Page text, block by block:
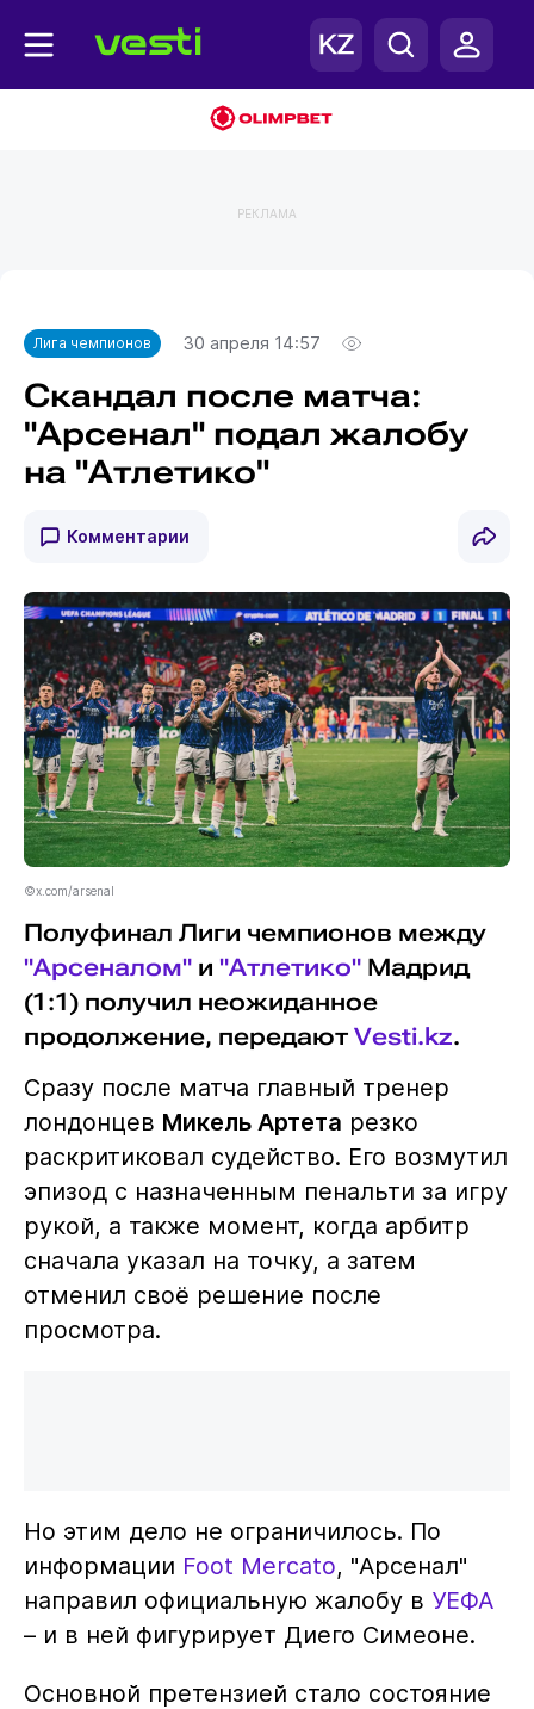
РЕКЛАМА
Лига чемпионов 30 апреля 14:57
Скандал после матча:
"Арсенал" подал жалобу
на "Атлетико"
Комментарии
©x.com/arsenal
Полуфинал Лиги чемпионов между
"Арсеналом"и "Атлетико"Мадрид
(1:1) получил неожиданное
продолжение, передают Vesti.kz.
Сразу после матча главный тренер
лондонцев Микель Артета резко
раскритиковал судейство. Его возмутил
эпизод с назначенным пенальти за игру
рукой, а также момент, когда арбитр
сначала указал на точку, а затем
отменил своё решение после
просмотра.
Но этим дело не ограничилось. По
информации Foot Mercato, "Арсенал"
направил официальную жалобу в УЕФА
– и в ней фигурирует Диего Симеоне.
Основной претензией стало состояние